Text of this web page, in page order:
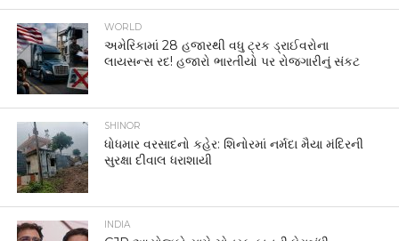
WORLD
અમેરિકામાં 28 હજારથી વધુ ટ્રક ડ્રાઈવરોના
લાયસન્સ રદ! હજારો ભારતીયો પર રોજગારીનું સંકટ
SHINOR
ધોધમાર વરસાદનો કહેર: શિનોરમાં નર્મદા મૈયા મંદિરની
સુરક્ષા દીવાલ ધરાશાયી
INDIA